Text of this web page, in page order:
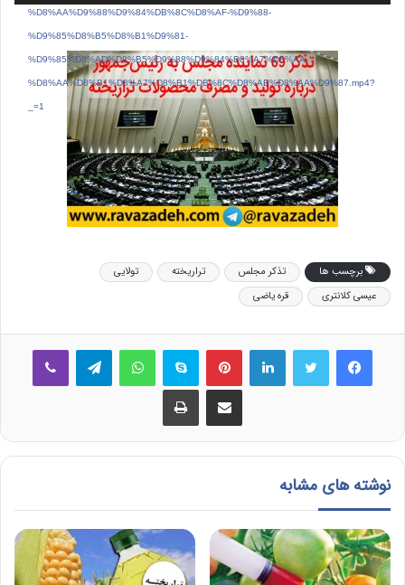
%D8%AA%D9%88%D9%84%DB%8C%D8%AF-%D9%88-
%D9%85%D8%B5%D8%B1%D9%81-
%D9%85%D8%AD%D8%B5%D9%88%D9%84%D8%A7%D8%AA-
%D8%AA%D8%B1%D8%A7%D8%B1%DB%8C%D8%AE%D8%AA%D9%87.mp4?
_=1
برچسب ها تذکر مجلس تراریخته
تولایی
عیسی کلانتری
قره یاضی
فیس بوک لینکدین ‫پین‌ترست اسکایپ واتس آپ
اشتراک گذاری از طریق ایمیل چاپ
نوشته های مشابه